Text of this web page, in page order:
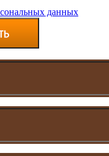
данных